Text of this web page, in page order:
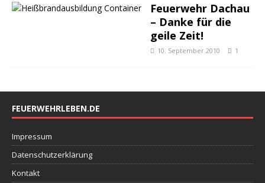
Feuerwehr Dachau
– Danke für die
geile Zeit!
10. September 2010 1
FEUERWEHRLEBEN.DE
Impressum
Datenschutzerklärung
Kontakt